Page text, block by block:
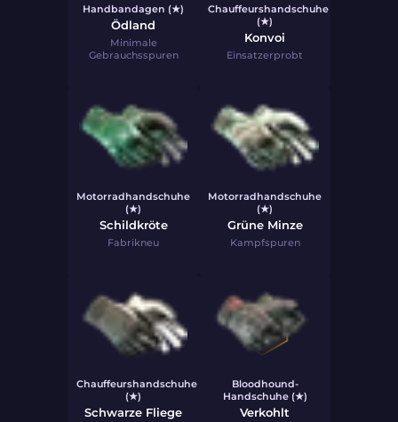
Handbandagen (★)
Ödland
Minimale
Gebrauchsspuren
Chauffeurshandschuhe
(★)
Konvoi
Einsatzerprobt
Motorradhandschuhe
(★)
Schildkröte
Fabrikneu
Motorradhandschuhe
(★)
Grüne Minze
Kampfspuren
Chauffeurshandschuhe
(★)
Schwarze Fliege
Bloodhound-
Handschuhe (★)
Verkohlt